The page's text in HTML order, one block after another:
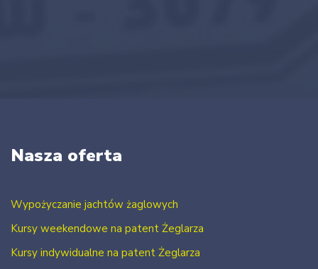
Nasza oferta
Wypożyczanie jachtów żaglowych
Kursy weekendowe na patent Żeglarza
Kursy indywidualne na patent Żeglarza